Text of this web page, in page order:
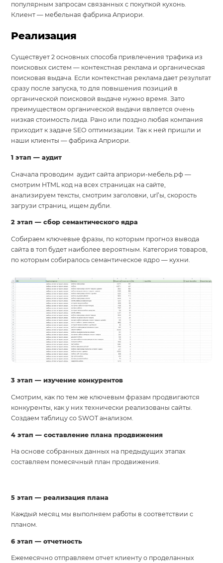
популярным запросам связанных с покупкой кухонь.
Клиент — мебельная фабрика Априори.
Реализация
Существует 2 основных способа привлечения трафика из
поисковых систем — контекстная реклама и органическая
поисковая выдача. Если контекстная реклама дает результат
сразу после запуска, то для повышения позиций в
органической поисковой выдаче нужно время. Зато
преимуществом органической выдачи является очень
низкая стоимость лида. Рано или поздно любая компания
приходит к задаче SEO оптимизации. Так к ней пришли и
наши клиенты — фабрика Априори.
1 этап — аудит
Сначала проводим аудит сайта априори-мебель.рф —
смотрим HTML код на всех страницах на сайте,
анализируем тексты, смотрим заголовки, url’ы, скорость
загрузи страниц, ищем дубли.
2 этап — сбор семантического ядра
Собираем ключевые фразы, по которым прогноз вывода
сайта в топ будет наиболее вероятным. Категория товаров,
по которым собиралось семантическое ядро — кухни.
3 этап — изучение конкурентов
Смотрим, как по тем же ключевым фразам продвигаются
конкуренты, как у них технически реализованы сайты.
Создаем таблицу со SWOT анализом.
4 этап — составление плана продвижения
На основе собранных данных на предыдущих этапах
составляем помесячный план продвижения.
5 этап — реализация плана
Каждый месяц мы выполняем работы в соответствии с
планом.
6 этап — отчетность
Ежемесячно отправляем отчет клиенту о проделанных